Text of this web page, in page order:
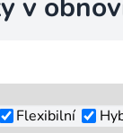
Flexibilní